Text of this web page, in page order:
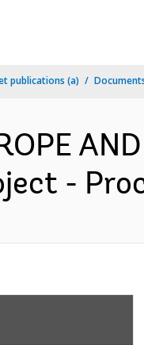
publications (a)
-